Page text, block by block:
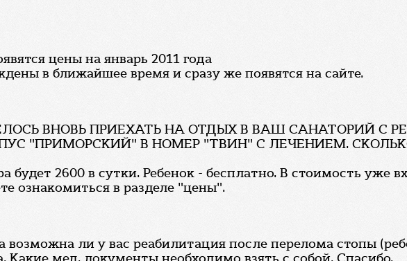
цены на январь 2011 года
в ближайшее время и сразу же появятся на сайте.
ВНОВЬ ПРИЕХАТЬ НА ОТДЫХ В ВАШ САНАТОРИЙ С
"ПРИМОРСКИЙ" В НОМЕР "ТВИН" С ЛЕЧЕНИЕМ.
2600 в сутки. Ребенок - бесплатно. В стоимость уже
ознакомиться в разделе "цены".
ли у вас реабилитация после перелома стопы